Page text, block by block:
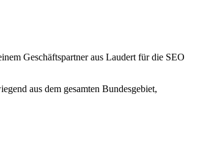
Geschäftspartner aus Laudert für die SEO
aus dem gesamten Bundesgebiet,